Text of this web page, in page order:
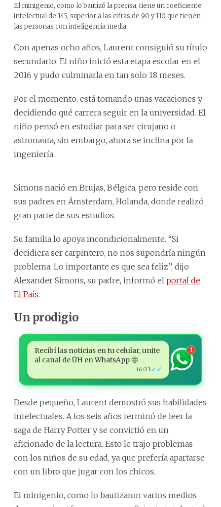
El minigenio, como lo bautizó la prensa, tiene un coeficiente
intelectual de 145, superior a las cifras de 90 y 110 que tienen
las personas con inteligencia media.
Con apenas ocho años, Laurent consiguió su título
secundario. El niño inició esta etapa escolar en el
2016 y pudo culminarla en tan solo 18 meses.
Por el momento, está tomando unas vacaciones y
decidiendo qué carrera seguir en la universidad. El
niño pensó en estudiar para ser cirujano o
astronauta, sin embargo, ahora se inclina por la
ingeniería.
Simons nació en Brujas, Bélgica, pero reside con
sus padres en Ámsterdam, Holanda, donde realizó
gran parte de sus estudios.
Su familia lo apoya incondicionalmente. “Si
decidiera ser carpintero, no nos supondría ningún
problema. Lo importante es que sea feliz”, dijo
Alexander Simons, su padre, informó el portal de
El País.
Un prodigio
Recibí las noticias en tu celular, unite
al canal de ÚH en WhatsApp 🤩
16:23 ✓✓
1
Desde pequeño, Laurent demostró sus habilidades
intelectuales. A los seis años terminó de leer la
saga de Harry Potter y se convirtió en un
aficionado de la lectura. Esto le trajo problemas
con los niños de su edad, ya que prefería apartarse
con un libro que jugar con los chicos.
El minigenio, como lo bautizaron varios medios